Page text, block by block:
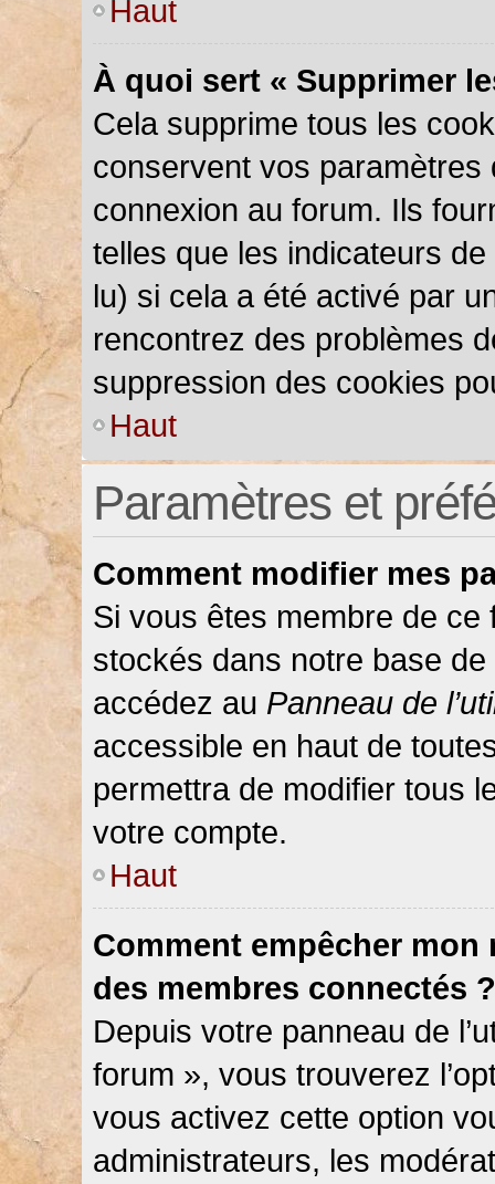
Haut
À quoi sert « Supprimer
Cela supprime tous les
conservent vos paramètres
connexion au forum. Ils
telles que les indicateurs
lu) si cela a été activé par
rencontrez des problèmes
suppression des cookies
Haut
Paramètres et
Comment modifier mes
Si vous êtes membre de
stockés dans notre base
accédez au Panneau de
accessible en haut de
permettra de modifier tous
votre compte.
Haut
Comment empêcher mon
des membres connectés ?
Depuis votre panneau de
forum », vous trouverez
vous activez cette option
administrateurs, les